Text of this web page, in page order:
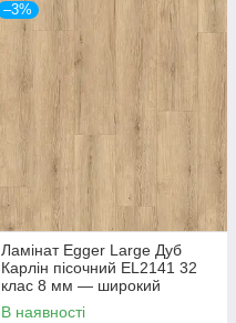
–3%
Ламінат Egger Large Дуб
Карлін пісочний EL2141 32
клас 8 мм — широкий
ламінат під дуб, з фаскою 4V
В наявності